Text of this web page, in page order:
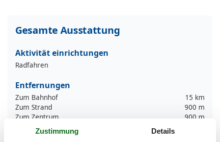
Gesamte Ausstattung
Aktivität einrichtungen
Radfahren
Entfernungen
Zum Bahnhof
15 km
Zum Strand
900 m
Zum Zentrum
900 m
Zur Autobahn
Zur Bushaltestelle
Zustimmung Details